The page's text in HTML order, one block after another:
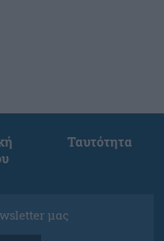
Ταυτότητα
μας